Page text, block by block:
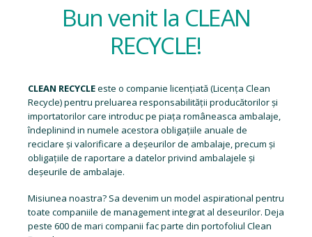
Bun venit la CLEAN
RECYCLE!
CLEAN RECYCLEeste o companie licențiată (Licența Clean
Recycle) pentru preluarea responsabilității producătorilor și
importatorilor care introduc pe piața româneasca ambalaje,
îndeplinind in numele acestora obligațiile anuale de
reciclare și valorificare a deșeurilor de ambalaje, precum și
obligațiile de raportare a datelor privind ambalajele și
deșeurile de ambalaje.
Misiunea noastra? Sa devenim un model aspirational pentru
toate companiile de management integrat al deseurilor. Deja
peste 600 de mari companii fac parte din portofoliul Clean